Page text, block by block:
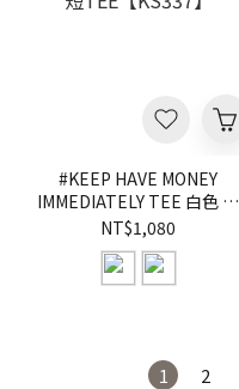
#KEEP HAVE MONEY
IMMEDIATELY TEE 白色 黑
色 馬年限定 CNY 印花 馬上
有錢 短TEE【KS337】
NT$1,080
1 2